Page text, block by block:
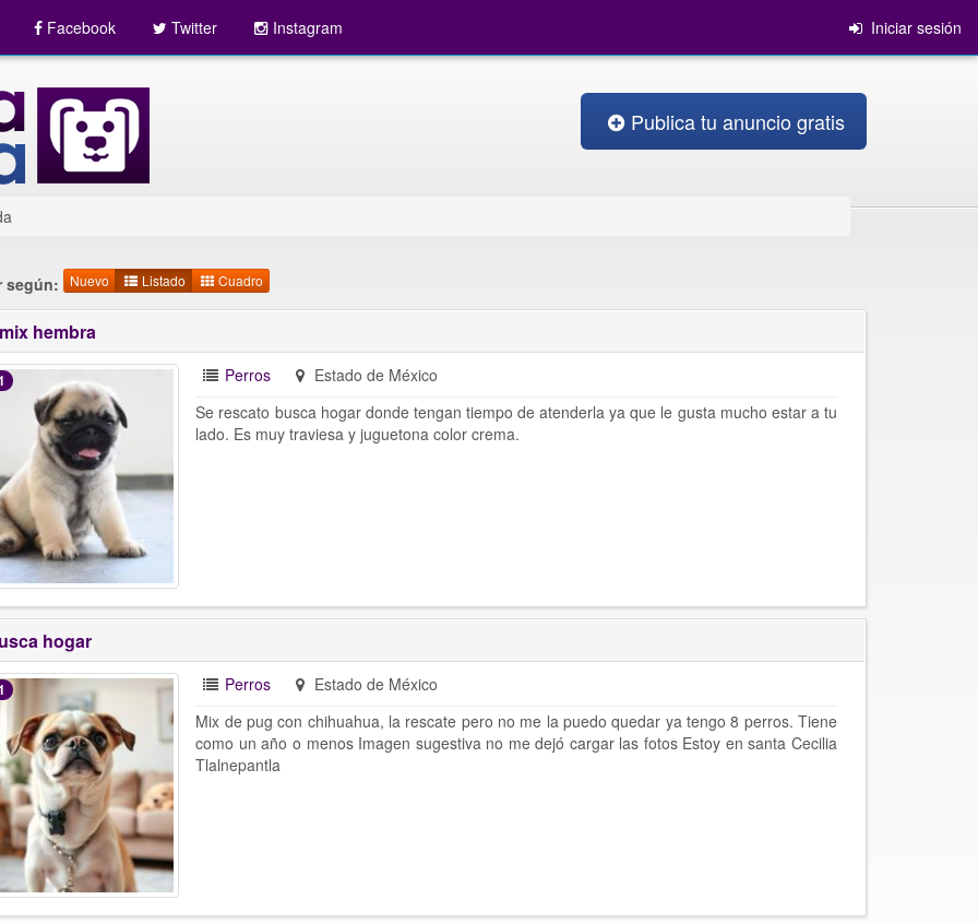
Facebook Twitter Instagram Iniciar sesión
Publica tu anuncio gratis
según: Nuevo Listado Cuadro
hembra
Perros
Estado de México
Se rescato busca hogar donde tengan tiempo de atenderla ya que le gusta mucho estar a tu
lado. Es muy traviesa y juguetona color crema.
hogar
Perros
Estado de México
Mix de pug con chihuahua, la rescate pero no me la puedo quedar ya tengo 8 perros. Tiene
como un año o menos Imagen sugestiva no me dejó cargar las fotos Estoy en santa Cecilia
Tlalnepantla